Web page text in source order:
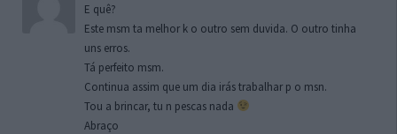
E quê?
Este msm ta melhor k o outro sem duvida. O outro tinha
uns erros.
Tá perfeito msm.
Continua assim que um dia irás trabalhar p o msn.
Tou a brincar, tu n pescas nada
Abraço